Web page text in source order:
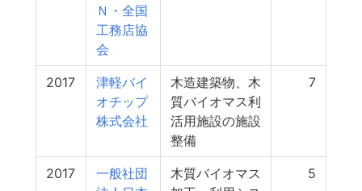
Ｎ・全国
工務店協
会
2017
津軽バイ
オチップ
株式会社
木造建築物、木
質バイオマス利
活用施設の施設
整備
7
2017
一般社団
木質バイオマス
5